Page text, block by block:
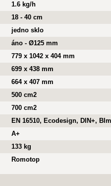
1.6 kg/h
18 - 40 cm
jedno sklo
áno - Ø125 mm
779 x 1042 x 404 mm
699 x 438 mm
664 x 407 mm
500 cm2
700 cm2
EN 16510, Ecodesign, DIN+,
A+
133 kg
Romotop